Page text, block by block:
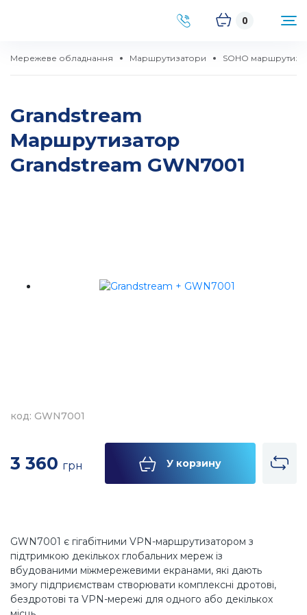
0
Мережеве обладнання Маршрутизатори SOHO
Grandstream
Маршрутизатор
Grandstream GWN7001
код: GWN7001
3 360 грн У корзину
GWN7001 є гігабітними VPN-маршрутизатором з
підтримкою декількох глобальних мереж із
вбудованими міжмережевими екранами, які дають
змогу підприємствам створювати комплексні дротові,
бездротові та VPN-мережі для одного або декількох